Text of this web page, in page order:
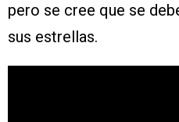
pero se cree que se
sus estrellas.